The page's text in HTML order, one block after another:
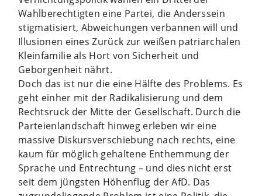
Wahlberechtigten eine Partei, die Anderssein
stigmatisiert, Abweichungen verbannen will und
Illusionen eines Zurück zur weißen patriarchalen
Kleinfamilie als Hort von Sicherheit und
Geborgenheit nährt.
Doch das ist nur die eine Hälfte des Problems. Es
geht einher mit der Radikalisierung und dem
Rechtsruck der Mitte der Gesellschaft. Durch die
Parteienlandschaft hinweg erleben wir eine
massive Diskursverschiebung nach rechts, eine
kaum für möglich gehaltene Enthemmung der
Sprache und Entrechtung – und dies nicht erst
seit dem jüngsten Höhenflug der AfD. Das